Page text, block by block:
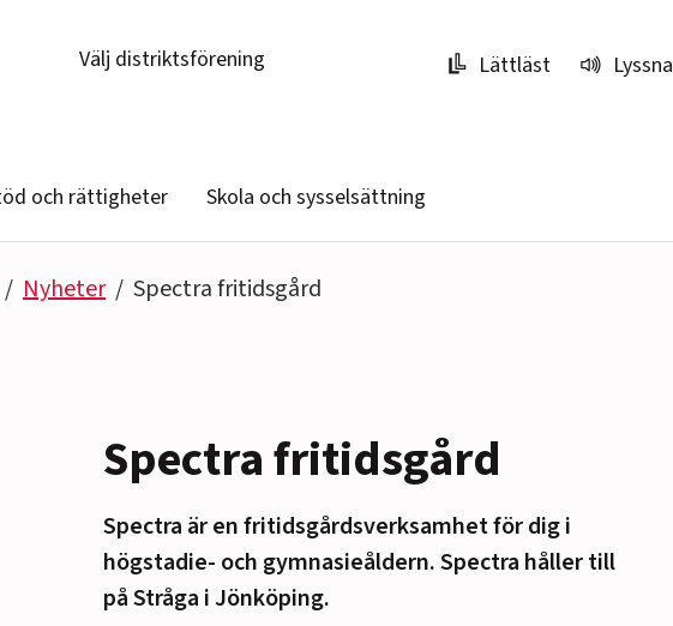
Välj distriktsförening Lättläst Lyssna
och rättigheter Skola och sysselsättning
Nyheter Spectra fritidsgård
Spectra fritidsgård
Spectra är en fritidsgårdsverksamhet för dig i
högstadie- och gymnasieåldern. Spectra håller till
på Stråga i Jönköping.